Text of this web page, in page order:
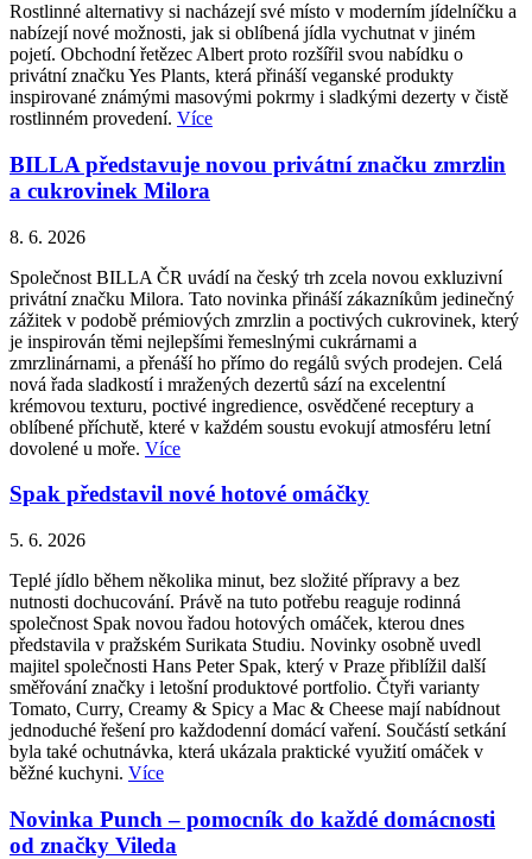
Rostlinné alternativy si nacházejí své místo v moderním jídelníčku a
nabízejí nové možnosti, jak si oblíbená jídla vychutnat v jiném
pojetí. Obchodní řetězec Albert proto rozšířil svou nabídku o
privátní značku Yes Plants, která přináší veganské produkty
inspirované známými masovými pokrmy i sladkými dezerty v čistě
rostlinném provedení. Více
BILLA představuje novou privátní značku zmrzlin
a cukrovinek Milora
8. 6. 2026
Společnost BILLA ČR uvádí na český trh zcela novou exkluzivní
privátní značku Milora. Tato novinka přináší zákazníkům jedinečný
zážitek v podobě prémiových zmrzlin a poctivých cukrovinek, který
je inspirován těmi nejlepšími řemeslnými cukrárnami a
zmrzlinárnami, a přenáší ho přímo do regálů svých prodejen. Celá
nová řada sladkostí i mražených dezertů sází na excelentní
krémovou texturu, poctivé ingredience, osvědčené receptury a
oblíbené příchutě, které v každém soustu evokují atmosféru letní
dovolené u moře. Více
Spak představil nové hotové omáčky
5. 6. 2026
Teplé jídlo během několika minut, bez složité přípravy a bez
nutnosti dochucování. Právě na tuto potřebu reaguje rodinná
společnost Spak novou řadou hotových omáček, kterou dnes
představila v pražském Surikata Studiu. Novinky osobně uvedl
majitel společnosti Hans Peter Spak, který v Praze přiblížil další
směřování značky i letošní produktové portfolio. Čtyři varianty
Tomato, Curry, Creamy & Spicy a Mac & Cheese mají nabídnout
jednoduché řešení pro každodenní domácí vaření. Součástí setkání
byla také ochutnávka, která ukázala praktické využití omáček v
běžné kuchyni. Více
Novinka Punch – pomocník do každé domácnosti
od značky Vileda